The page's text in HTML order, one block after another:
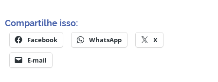
Compartilhe isso:
Facebook WhatsApp X
E-mail